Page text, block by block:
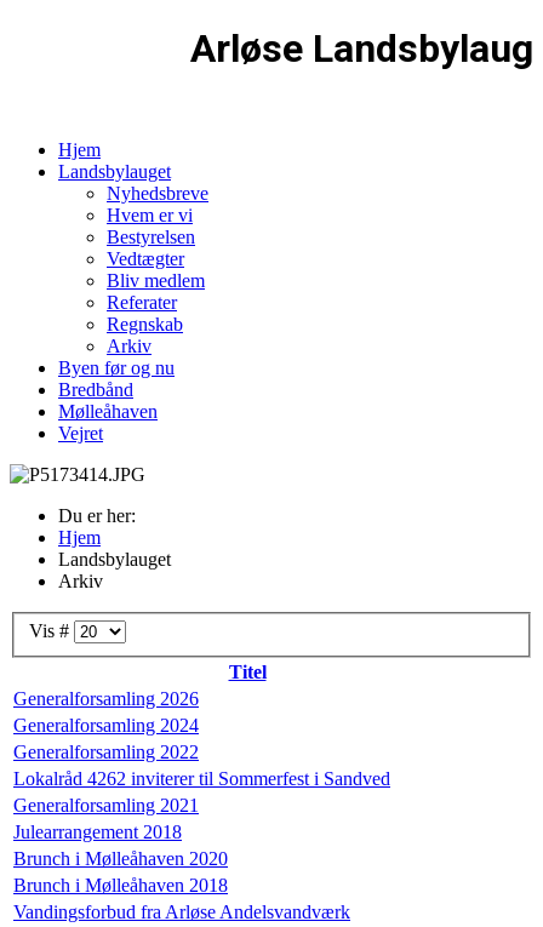
Arløse Landsbylaug
Hjem
Landsbylauget
Nyhedsbreve
Hvem er vi
Bestyrelsen
Vedtægter
Bliv medlem
Referater
Regnskab
Arkiv
Byen før og nu
Bredbånd
Mølleåhaven
Vejret
Du er her:
Hjem
Landsbylauget
Arkiv
Vis #
Titel
Generalforsamling 2026
Generalforsamling 2024
Generalforsamling 2022
Lokalråd 4262 inviterer til Sommerfest i Sandved
Generalforsamling 2021
Julearrangement 2018
Brunch i Mølleåhaven 2020
Brunch i Mølleåhaven 2018
Vandingsforbud fra Arløse Andelsvandværk